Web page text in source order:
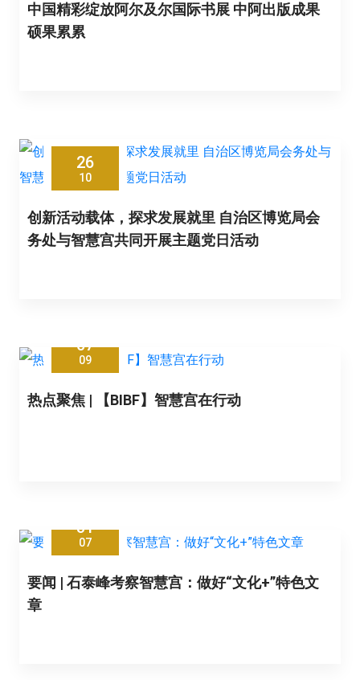
中国精彩绽放阿尔及尔国际书展 中阿出版成果
硕果累累
26
10
创新活动载体，探求发展就里 自治区博览局会
务处与智慧宫共同开展主题党日活动
07
09
热点聚焦 | 【BIBF】智慧宫在行动
31
07
要闻 | 石泰峰考察智慧宫：做好“文化+”特色文
章